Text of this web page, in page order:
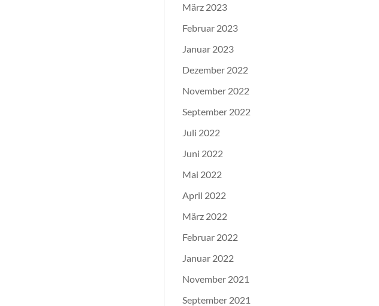
März 2023
Februar 2023
Januar 2023
Dezember 2022
November 2022
September 2022
Juli 2022
Juni 2022
Mai 2022
April 2022
März 2022
Februar 2022
Januar 2022
November 2021
September 2021